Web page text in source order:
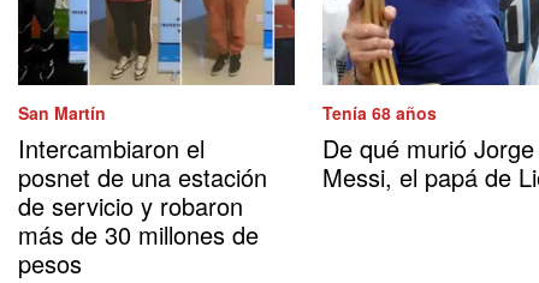
San Martín
Intercambiaron el
posnet de una estación
de servicio y robaron
más de 30 millones de
pesos
Tenía 68 años
De qué murió Jorge
Messi, el papá de